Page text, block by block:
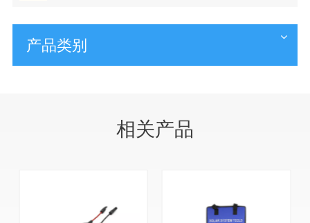
产品类别
相关产品